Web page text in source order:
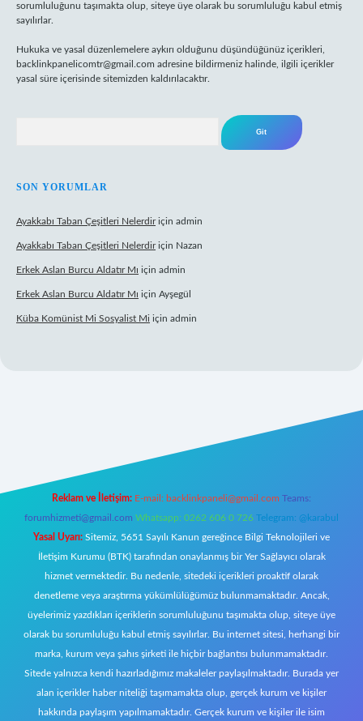
sorumluluğunu taşımakta olup, siteye üye olarak bu sorumluluğu kabul etmiş
sayılırlar.
Hukuka ve yasal düzenlemelere aykırı olduğunu düşündüğünüz içerikleri,
backlinkpanelicomtr@gmail.com adresine bildirmeniz halinde, ilgili içerikler
yasal süre içerisinde sitemizden kaldırılacaktır.
SON YORUMLAR
Ayakkabı Taban Çeşitleri Nelerdiriçin admin
Ayakkabı Taban Çeşitleri Nelerdiriçin Nazan
Erkek Aslan Burcu Aldatır Mı için admin
Erkek Aslan Burcu Aldatır Mı için Ayşegül
Küba Komünist Mi Sosyalist Mi için admin
Reklam ve İletişim: E-mail: backlinkpaneli@gmail.com Teams:
forumhizmeti@gmail.com Whatsapp: 0262 606 0 726 Telegram: @karabul
Yasal Uyarı: Sitemiz, 5651 Sayılı Kanun gereğince Bilgi Teknolojileri ve
İletişim Kurumu (BTK) tarafından onaylanmış bir Yer Sağlayıcı olarak
hizmet vermektedir. Bu nedenle, sitedeki içerikleri proaktif olarak
denetleme veya araştırma yükümlülüğümüz bulunmamaktadır. Ancak,
üyelerimiz yazdıkları içeriklerin sorumluluğunu taşımakta olup, siteye üye
olarak bu sorumluluğu kabul etmiş sayılırlar. Bu internet sitesi, herhangi bir
marka, kurum veya şahıs şirketi ile hiçbir bağlantısı bulunmamaktadır.
Sitede yalnızca kendi hazırladığımız makaleler paylaşılmaktadır. Burada yer
alan içerikler haber niteliği taşımamakta olup, gerçek kurum ve kişiler
hakkında paylaşım yapılmamaktadır. Gerçek kurum ve kişiler ile isim